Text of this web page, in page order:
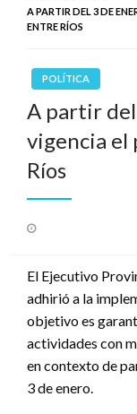
A PARTIR DEL 3 DE
ENTRE RÍOS
POLÍTICA
A partir
vigencia el
Ríos
El Ejecutivo
adhirió a la
objetivo es
actividades con
en contexto de
3 de enero.